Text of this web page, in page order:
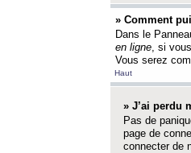
» Comment
Dans le
en ligne, si
Vous serez
Haut
» J’ai perdu
Pas de
page de
connecter de